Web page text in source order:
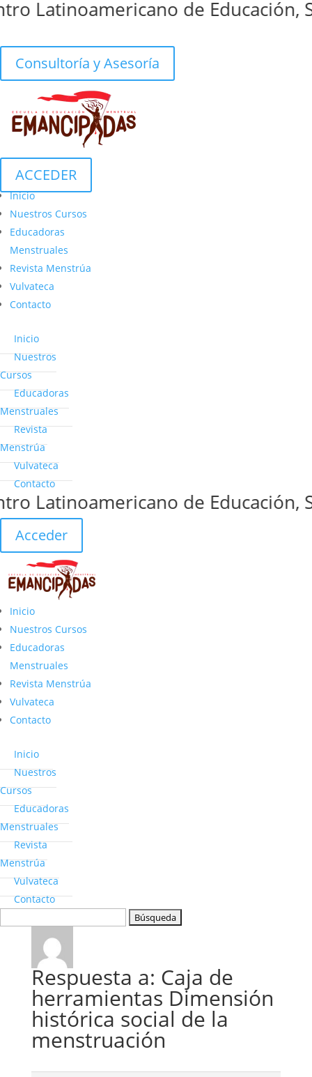
Latinoamericano de Educación,
Consultoría y Asesoría
ACCEDER
Inicio
Nuestros Cursos
Educadoras
Menstruales
Revista Menstrúa
Vulvateca
Contacto
Inicio
Nuestros
Cursos
Educadoras
Menstruales
Revista
Menstrúa
Vulvateca
Contacto
Latinoamericano de Educación,
Acceder
Inicio
Nuestros Cursos
Educadoras
Menstruales
Revista Menstrúa
Vulvateca
Contacto
Inicio
Nuestros
Cursos
Educadoras
Menstruales
Revista
Menstrúa
Vulvateca
Contacto
Respuesta a: Caja de
herramientas Dimensión
histórica social de la
menstruación